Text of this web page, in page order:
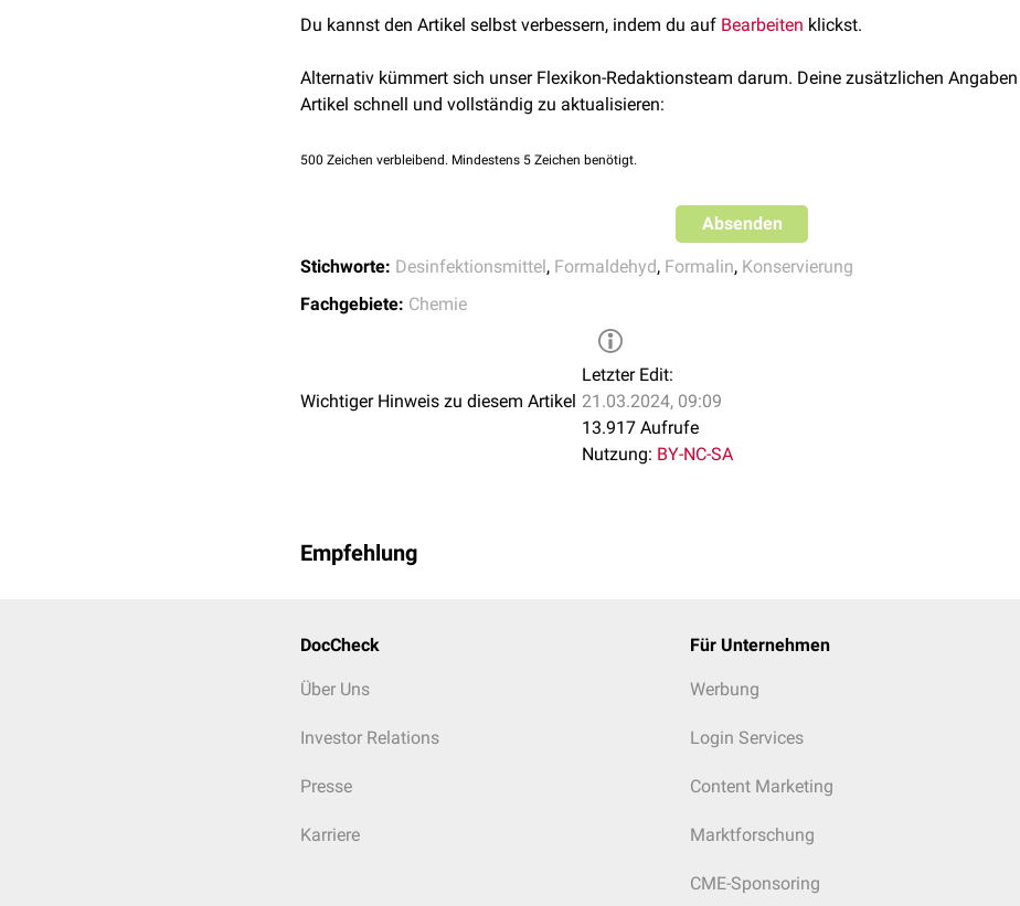
Du kannst den Artikel selbst verbessern, indem du auf Bearbeiten klickst.
Alternativ kümmert sich unser Flexikon-Redaktionsteam darum. Deine zusätzlichen
Artikel schnell und vollständig zu aktualisieren:
500 Zeichen verbleibend. Mindestens 5 Zeichen benötigt.
Absenden
Stichworte: Desinfektionsmittel, Formaldehyd, Formalin, Konservierung
Fachgebiete: Chemie
Wichtiger Hinweis zu diesem Artikel
Letzter Edit:
21.03.2024, 09:09
13.917 Aufrufe
Nutzung: BY-NC-SA
Empfehlung
DocCheck
Über Uns
Investor Relations
Presse
Karriere
Für Unternehmen
Werbung
Login Services
Content Marketing
Marktforschung
CME-Sponsoring